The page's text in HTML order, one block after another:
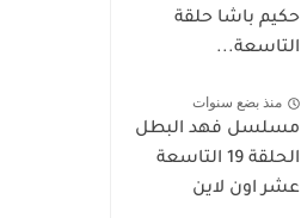
حكيم باشا حلقة
التاسعة...
منذ بضع سنوات
مسلسل فهد البطل
الحلقة 19 التاسعة
عشر اون لاين